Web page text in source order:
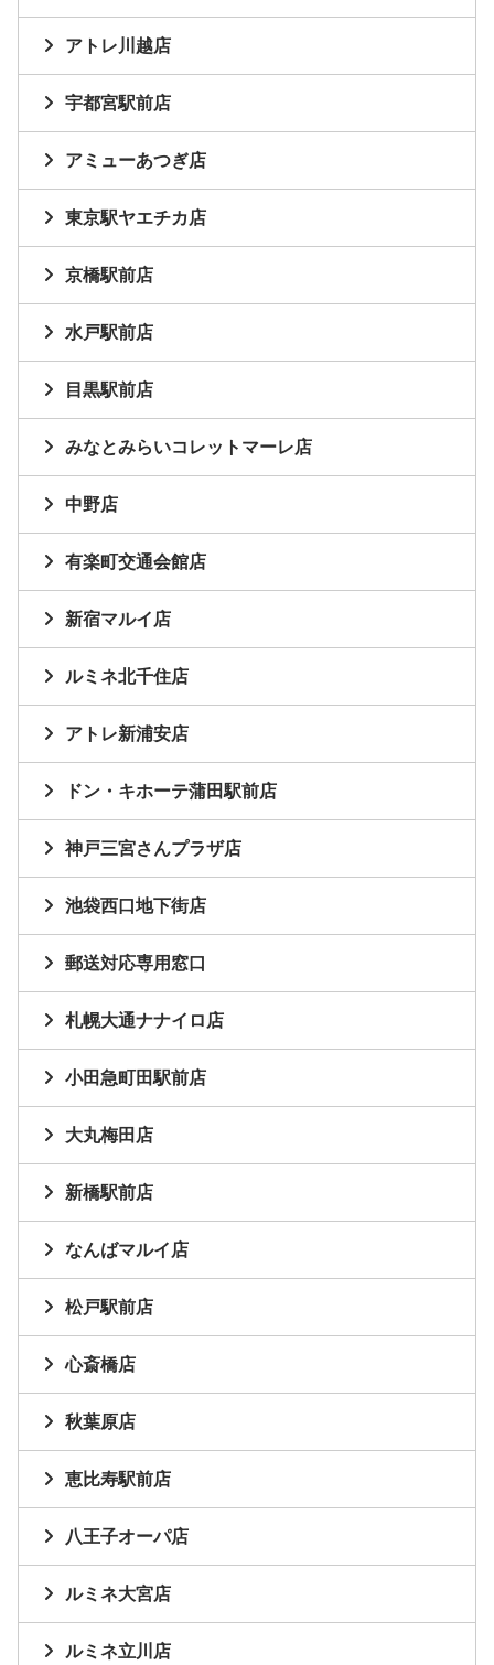
アトレ川越店
宇都宮駅前店
アミューあつぎ店
東京駅ヤエチカ店
京橋駅前店
水戸駅前店
目黒駅前店
みなとみらいコレットマーレ店
中野店
有楽町交通会館店
新宿マルイ店
ルミネ北千住店
アトレ新浦安店
ドン・キホーテ蒲田駅前店
神戸三宮さんプラザ店
池袋西口地下街店
郵送対応専用窓口
札幌大通ナナイロ店
小田急町田駅前店
大丸梅田店
新橋駅前店
なんばマルイ店
松戸駅前店
心斎橋店
秋葉原店
恵比寿駅前店
八王子オーパ店
ルミネ大宮店
ルミネ立川店